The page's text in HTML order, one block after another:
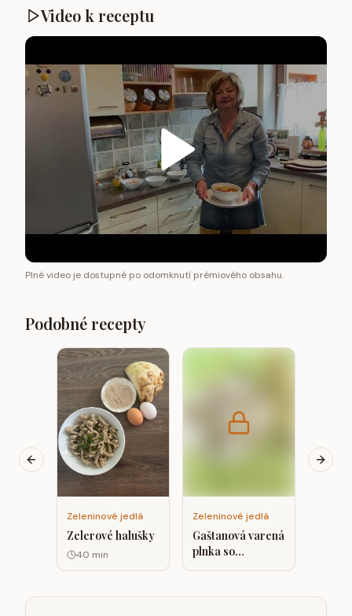
Video k receptu
Plné video je dostupné po odomknutí prémiového obsahu.
Podobné recepty
Zeleninové jedlá
Zelerové halušky
40 min
Zeleninové jedlá
Gaštanová varená
plnka so
špenátom a
proteínom.
Previous slide Next